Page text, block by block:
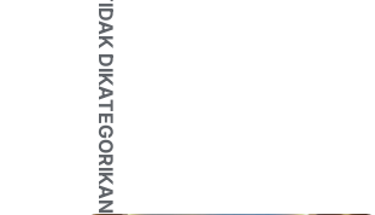
TIDAK DIKATEGORIKAN